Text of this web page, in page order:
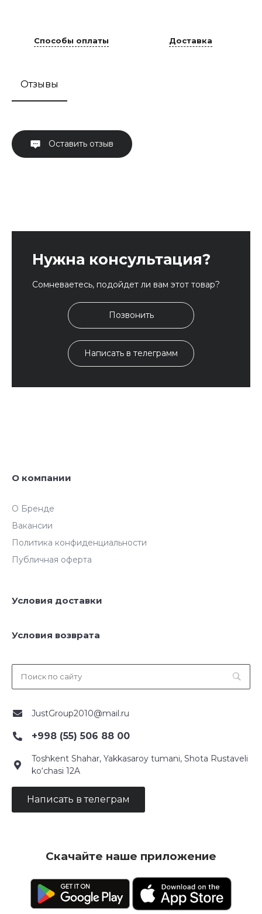
Способы оплаты Доставка
Отзывы
Оставить отзыв
Нужна консультация?
Сомневаетесь, подойдет ли вам этот товар?
Позвонить
Написать в телеграмм
О компании
О Бренде
Вакансии
Политика конфиденциальности
Публичная оферта
Условия доставки
Условия возврата
JustGroup2010@mail.ru
+998 (55) 506 88 00
Toshkent Shahar, Yakkasaroy tumani, Shota Rustaveli
ko‘chasi 12A
Написать в телеграм
Скачайте наше приложение